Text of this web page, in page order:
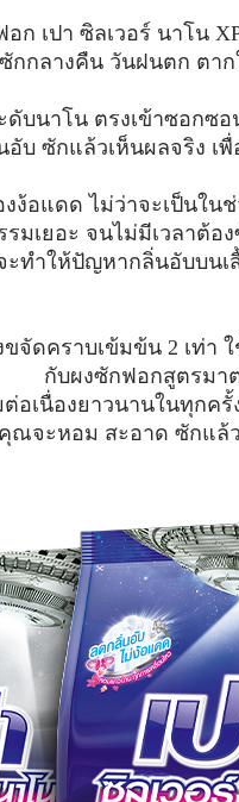
ก เปา ซิลเวอร์ นาโน
กกลางคืน วันฝนตก ตาก
ดับนาโน ตรงเข้าซอกซ
อับ ซักแล้วเห็นผลจริง
ง้อแดด ไม่ว่าจะเป็นใ
ยอะ จนไม่มีเวลาต้อง
ะทำให้ปัญหากลิ่นอับบน
ขจัดคราบเข้มข้น 2 เท่า
กับผงซักฟอกสูตรมา
เนื่องยาวนานในทุกครั้
ณจะหอม สะอาด ซักแล้